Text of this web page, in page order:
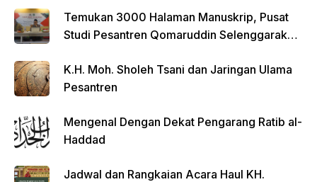
Temukan 3000 Halaman Manuskrip, Pusat
Studi Pesantren Qomaruddin Selenggarakan
K.H. Moh. Sholeh Tsani dan Jaringan Ulama
Pesantren
Mengenal Dengan Dekat Pengarang Ratib al-
Haddad
Jadwal dan Rangkaian Acara Haul KH.